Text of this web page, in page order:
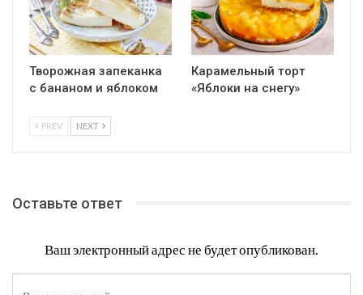
Творожная запеканка
с бананом и яблоком
Карамельный торт
«Яблоки на снегу»
PREV NEXT
Оставьте ответ
Ваш электронный адрес не будет опубликован.